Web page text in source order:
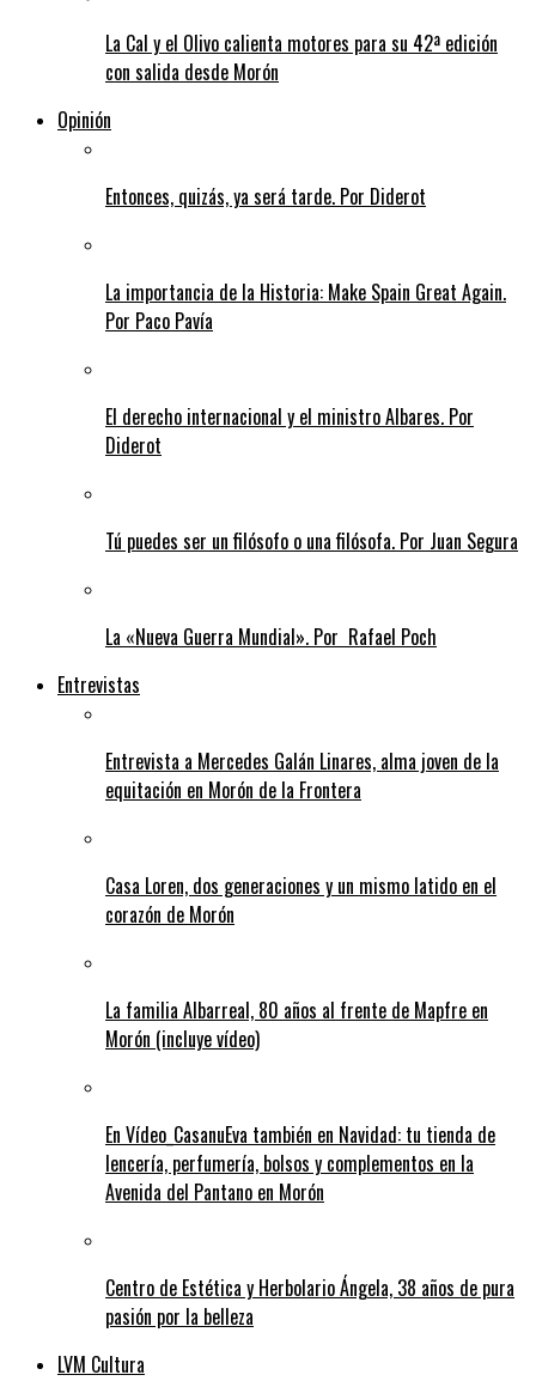
La Cal y el Olivo calienta motores para su 42ª edición
con salida desde Morón
Opinión
Entonces, quizás, ya será tarde. Por Diderot
La importancia de la Historia: Make Spain Great Again.
Por Paco Pavía
El derecho internacional y el ministro Albares. Por
Diderot
Tú puedes ser un filósofo o una filósofa. Por Juan Segura
La «Nueva Guerra Mundial». Por Rafael Poch
Entrevistas
Entrevista a Mercedes Galán Linares, alma joven de la
equitación en Morón de la Frontera
Casa Loren, dos generaciones y un mismo latido en el
corazón de Morón
La familia Albarreal, 80 años al frente de Mapfre en
Morón (incluye vídeo)
En Vídeo_CasanuEva también en Navidad: tu tienda de
lencería, perfumería, bolsos y complementos en la
Avenida del Pantano en Morón
Centro de Estética y Herbolario Ángela, 38 años de pura
pasión por la belleza
LVM Cultura